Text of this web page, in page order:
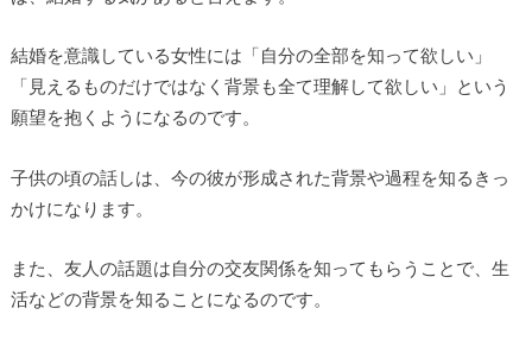
結婚を意識している女性には「自分の全部を知って欲しい」
「見えるものだけではなく背景も全て理解して欲しい」という
願望を抱くようになるのです。
子供の頃の話しは、今の彼が形成された背景や過程を知るきっ
かけになります。
また、友人の話題は自分の交友関係を知ってもらうことで、生
活などの背景を知ることになるのです。